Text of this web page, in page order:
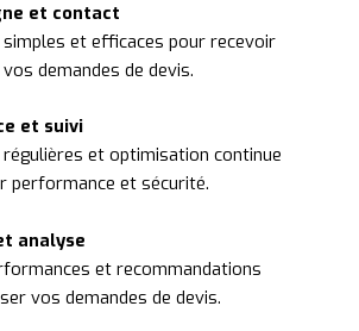
et contact
et efficaces pour recevoir
demandes de devis.
et suivi
et optimisation continue
performance et sécurité.
analyse
et recommandations
vos demandes de devis.